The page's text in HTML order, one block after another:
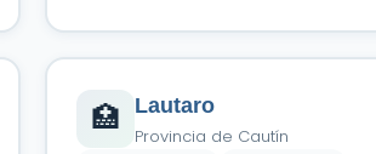
🏥 Lautaro
Provincia de Cautín